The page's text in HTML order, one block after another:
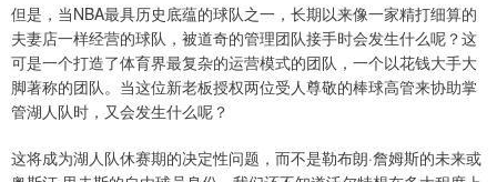
但是，当NBA最具历史底蕴的球队之一，长期以来像一家精打细算的
夫妻店一样经营的球队，被道奇的管理团队接手时会发生什么呢？这
可是一个打造了体育界最复杂的运营模式的团队，一个以花钱大手大
脚著称的团队。当这位新老板授权两位受人尊敬的棒球高管来协助掌
管湖人队时，又会发生什么呢？
这将成为湖人队休赛期的决定性问题，而不是勒布朗·詹姆斯的未来或